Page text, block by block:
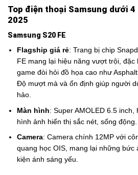
Top điện thoại Samsung dưới
2025
Samsung S20 FE
Flagship giá rẻ: Trang bị chip
FE mang lại hiệu năng vượt trội, đặc
game đòi hỏi đồ họa cao như
Độ mượt mà và ổn định giúp người
hảo.
Màn hình: Super AMOLED 6.5 inch,
hình ảnh hiển thị sắc nét, sống động.
Camera: Camera chính 12MP với
quang học OIS, mang lại những bức
kiện ánh sáng yếu.